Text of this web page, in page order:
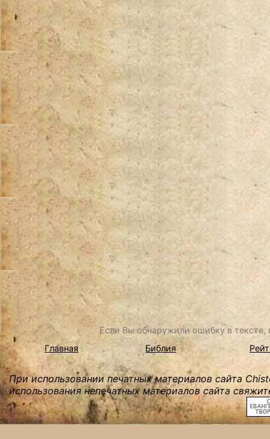
Если Вы обнаружили ошибку в
Главная
Библия
При использовании печатных материалов сайта
использования непечатных материалов сайта